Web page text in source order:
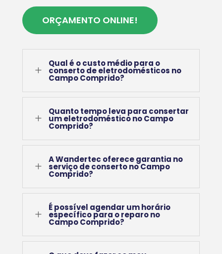
ORÇAMENTO ONLINE!
L
Qual é o custo médio para o
conserto de eletrodomésticos no
Campo Comprido?
L
Quanto tempo leva para consertar
um eletrodoméstico no Campo
Comprido?
L
A Wandertec oferece garantia no
serviço de conserto no Campo
Comprido?
L
É possível agendar um horário
específico para o reparo no
Campo Comprido?